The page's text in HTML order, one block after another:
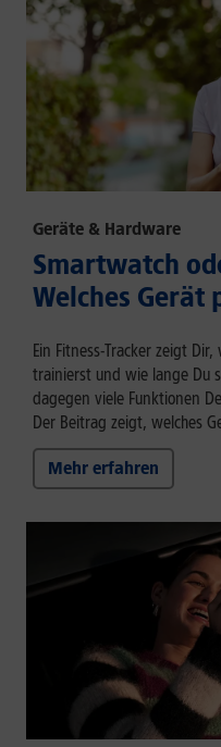
Geräte & Hardware
Smartwatch
Welches Gerät
Ein Fitness-Tracker zeigt
trainierst und wie lange Du
dagegen viele Funktionen
Der Beitrag zeigt, welches
Mehr erfahren